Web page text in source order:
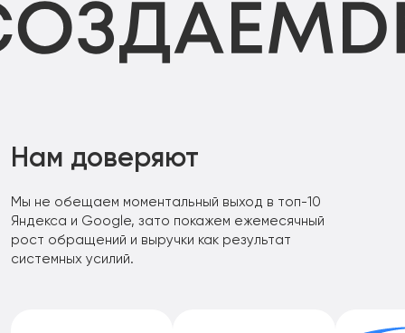
Нам доверяют
Мы не обещаем моментальный выход в топ-10
Яндекса и Google, зато покажем ежемесячный
рост обращений и выручки как результат
системных усилий.